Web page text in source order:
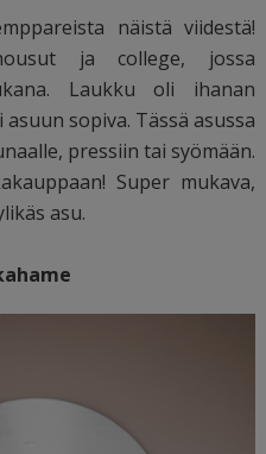
näistä viidestä!
ja college, jossa
Laukku oli ihanan
sopiva. Tässä asussa
pressiin tai syömään.
Super mukava,
asu.